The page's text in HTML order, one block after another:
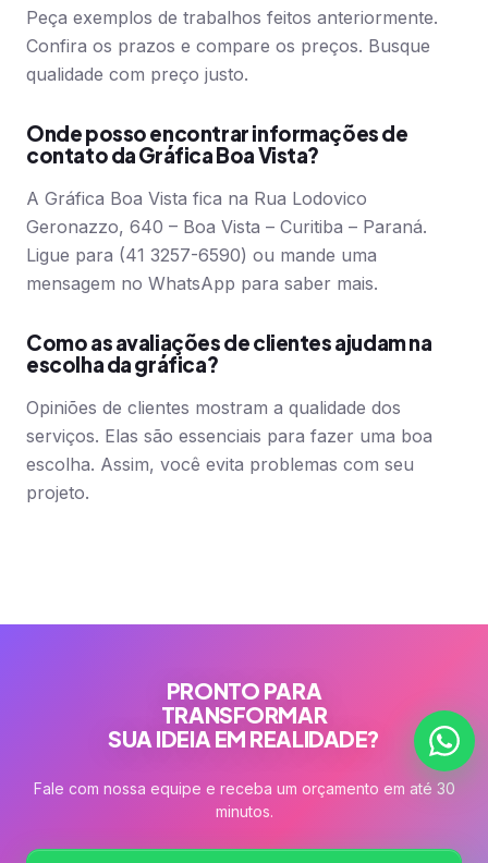
Peça exemplos de trabalhos feitos anteriormente.
Confira os prazos e compare os preços. Busque
qualidade com preço justo.
Onde posso encontrar informações de
contato da Gráfica Boa Vista?
A Gráfica Boa Vista fica na Rua Lodovico
Geronazzo, 640 – Boa Vista – Curitiba – Paraná.
Ligue para (41 3257-6590) ou mande uma
mensagem no WhatsApp para saber mais.
Como as avaliações de clientes ajudam na
escolha da gráfica?
Opiniões de clientes mostram a qualidade dos
serviços. Elas são essenciais para fazer uma boa
escolha. Assim, você evita problemas com seu
projeto.
PRONTO PARA
TRANSFORMAR
SUA IDEIA EM REALIDADE?
Fale com nossa equipe e receba um orçamento em até 30
minutos.